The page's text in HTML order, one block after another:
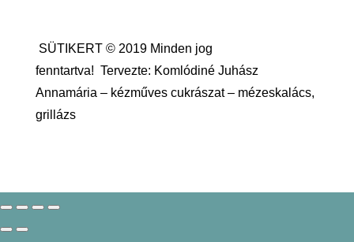
SÜTIKERT © 2019 Minden jog
fenntartva! Tervezte: Komlódiné Juhász
Annamária – kézműves cukrászat – mézeskalács,
grillázs